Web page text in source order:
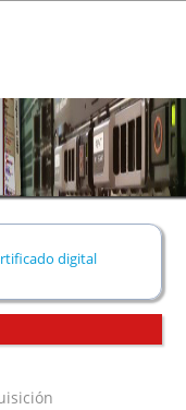
digital